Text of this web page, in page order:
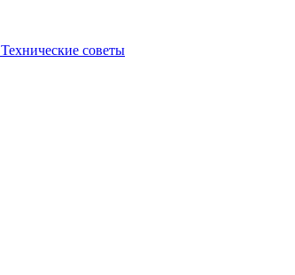
Технические советы